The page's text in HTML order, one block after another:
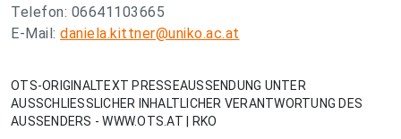
Telefon: 06641103665
E-Mail: daniela.kittner@uniko.ac.at
OTS-ORIGINALTEXT PRESSEAUSSENDUNG UNTER
AUSSCHLIESSLICHER INHALTLICHER VERANTWORTUNG DES
AUSSENDERS - WWW.OTS.AT | RKO